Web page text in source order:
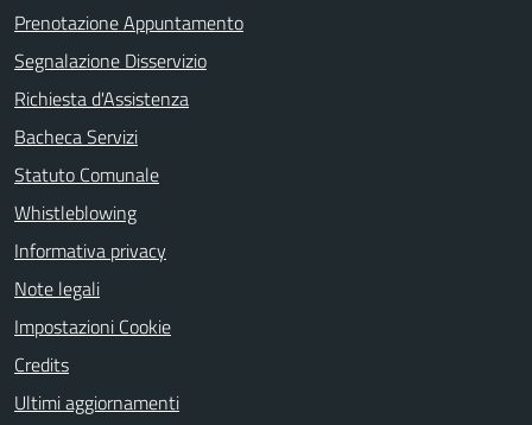
Prenotazione Appuntamento
Segnalazione Disservizio
Richiesta d'Assistenza
Bacheca Servizi
Statuto Comunale
Whistleblowing
Informativa privacy
Note legali
Impostazioni Cookie
Credits
Ultimi aggiornamenti